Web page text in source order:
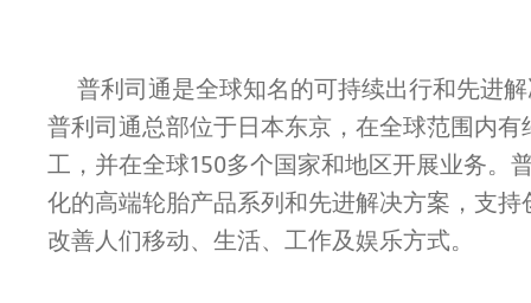
普利司通是全球知名的可持续出行和先进
普利司通总部位于日本东京，在全球范围内有
工，并在全球150多个国家和地区开展业务。
化的高端轮胎产品系列和先进解决方案，支持
改善人们移动、生活、工作及娱乐方式。